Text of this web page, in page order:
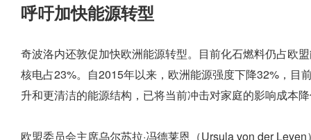
呼吁加快能源转型
奇波洛内还敦促加快欧洲能源转型。目前化石燃料仍占欧
核电占23%。自2015年以来，欧洲能源强度下降32%，目
升和更清洁的能源结构，已将当前冲击对家庭的影响成本
欧盟委员会主席乌尔苏拉·冯德莱恩（Ursula von der